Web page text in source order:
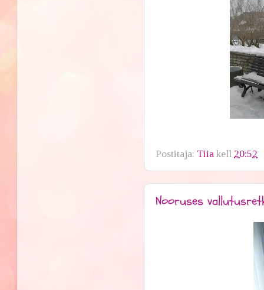
Postitaja: Tiia kell 20:52
Nooruses